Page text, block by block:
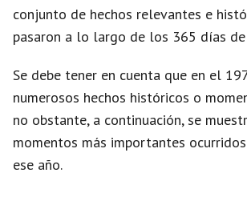
conjunto de hechos relevantes e
pasaron a lo largo de los 365 días
Se debe tener en cuenta que en el
numerosos hechos históricos o
no obstante, a continuación, se
momentos más importantes
ese año.